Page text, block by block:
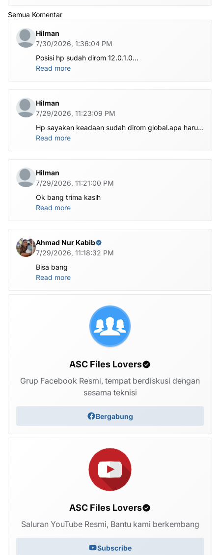
Semua Komentar
Hilman
7/30/2026, 1:36:04 PM
Posisi hp sudah dirom 12.0.1.0
.habis ubl apa perlu flash Rom lagi om.tolong om
Read more
Hilman
7/29/2026, 11:23:09 PM
Hp sayakan keadaan sudah dirom global.apa harus
ditest poin dlu bang
Read more
Hilman
7/29/2026, 11:21:00 PM
Ok bang trima kasih
Read more
Ahmad Nur Kabib
7/29/2026, 11:18:32 PM
Bisa bang
Read more
ASC Files Lovers
Grup Facebook Resmi, tempat berdiskusi dengan
sesama teknisi
Bergabung
ASC Files Lovers
Saluran YouTube Resmi, Bantu kami berkembang
Subscribe